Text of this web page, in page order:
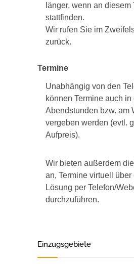
länger, wenn an diesem
stattfinden.
Wir rufen Sie im
zurück.
Termine
Unabhängig von den
können Termine auch in
Abendstunden bzw. am
vergeben werden (evtl.
Aufpreis).
Wir bieten außerdem
an, Termine virtuell über
Lösung per Telefon/
durchzuführen.
Einzugsgebiete